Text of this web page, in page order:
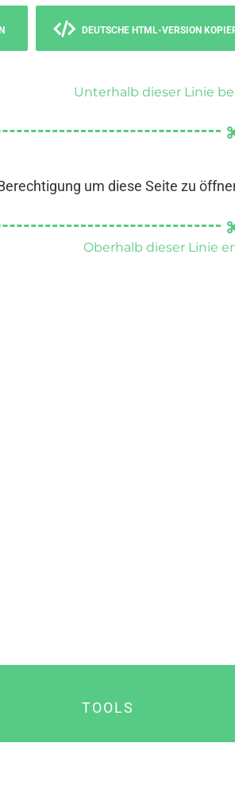
DEUTSCHE HTML-VERSION
Unterhalb dieser Linie
um diese Seite zu
Oberhalb dieser Linie
TOOLS